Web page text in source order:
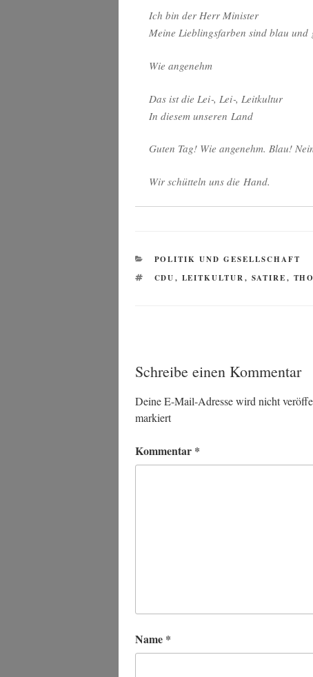
Ich bin der Herr Minister
Mei­ne Lieb­lings­far­ben sind blau und
Wie ange­nehm
Das ist die Lei‑, Lei‑, Leitkultur
In die­sem unse­ren Land
Guten Tag! Wie ange­nehm. Blau!
Wir schüt­teln uns die Hand.
KATEGORIEN
POLITIK UND GESELLSCHAFT
SCHLAGWÖRTER
CDU, LEITKULTUR, SATIRE,
Schreibe einen Kommentar
Deine E-Mail-Adresse wird nicht
markiert
Kommentar *
Name *